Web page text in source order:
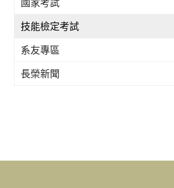
國家考試
技能檢定考試
系友專區
長榮新聞